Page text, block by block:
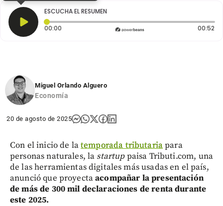
ESCUCHA EL RESUMEN
00:00 Tiempo transcurrido: 0 segundos 00:52
Miguel Orlando Alguero
Economía
20 de agosto de 2025
Con el inicio de latemporada tributariapara
personas naturales, la startuppaisa Tributi.com, una
de las herramientas digitales más usadas en el país,
anunció que proyectaacompañar la presentación
de más de 300 mil declaraciones de renta durante
este 2025.